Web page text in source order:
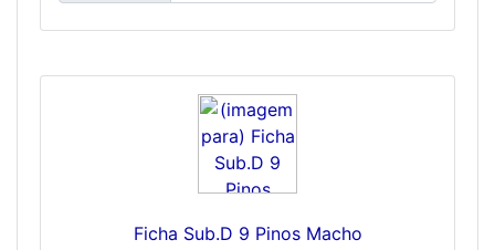
Ficha Sub.D 9 Pinos Macho